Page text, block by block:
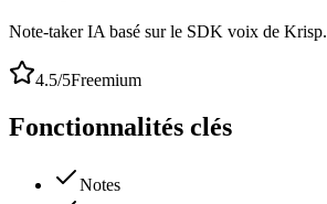
Note-taker IA basé sur le SDK voix de Krisp.
4.5/5Freemium
Fonctionnalités clés
Notes